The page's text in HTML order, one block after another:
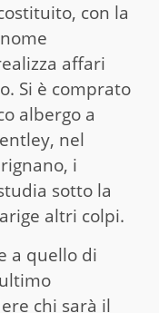
con la
affari
Si è comprato
albergo a
nel
i
sotto la
altri colpi.
a quello di
chi sarà il